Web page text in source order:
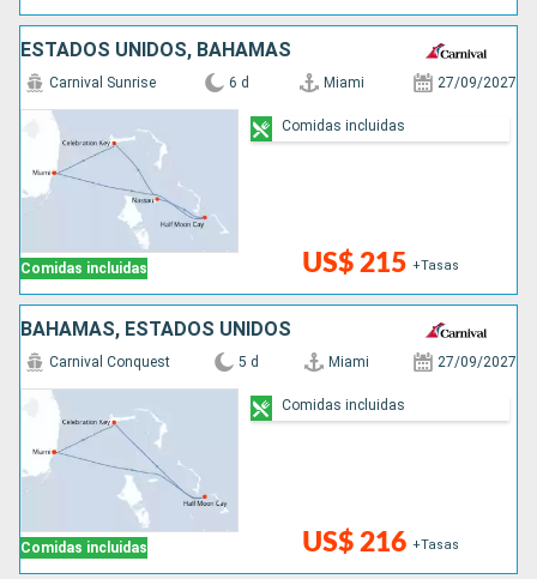
ESTADOS UNIDOS, BAHAMAS
Comidas incluidas
Carnival Sunrise 6 d Miami 27/09/2027
US$ 215 +Tasas
Comidas incluidas
BAHAMAS, ESTADOS UNIDOS
Comidas incluidas
Carnival Conquest 5 d Miami 27/09/2027
US$ 216 +Tasas
Comidas incluidas